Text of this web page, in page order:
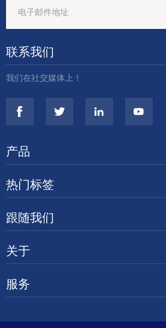
联系我们
我们在社交媒体上！
产品
热门标签
跟随我们
关于
服务